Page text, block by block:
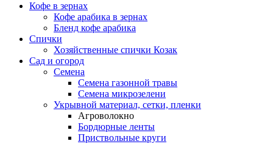
Кофе в зернах
Кофе арабика в зернах
Бленд кофе арабика
Спички
Хозяйственные спички Козак
Сад и огород
Семена
Семена газонной травы
Семена микрозелени
Укрывной материал, сетки, пленки
Агроволокно
Бордюрные ленты
Приствольные круги